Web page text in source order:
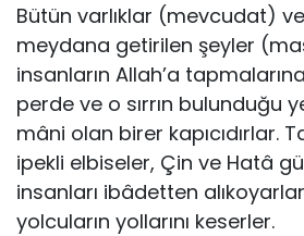
Bütün varlıklar (mevcudat)
meydana getirilen şeyler
insanların Allah’a
perde ve o sırrın bulun­duğu
mâni olan birer kapıcıdırlar.
ipekli elbiseler, Çin ve Hatâ
insanları ibâdetten
yolcuların yollarını keserler.